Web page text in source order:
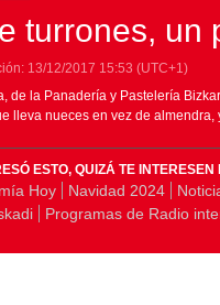
turrones, un
13/12/2017 15:53 (UTC+1)
de la Panadería y Pastelería
lleva nueces en vez de almendra,
ESTO, QUIZÁ TE
Hoy Navidad 2024
Programas de Radio